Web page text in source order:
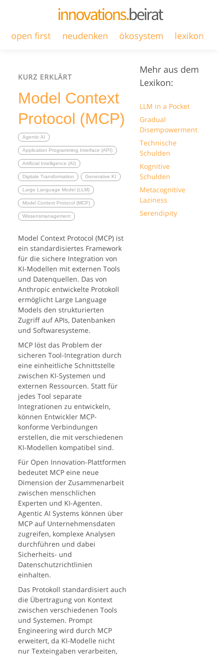
open first neudenken ökosystem lexikon
KURZ ERKLÄRT
Model Context
Protocol (MCP)
Agentic AI
Application Programming Interface (API)
Artificial Intelligence (AI)
Digitale Transformation Generative KI
Large Language Model (LLM)
Model Context Protocol (MCP)
Wissensmanagement
Model Context Protocol (MCP) ist
ein standardisiertes Framework
für die sichere Integration von
KI-Modellen mit externen Tools
und Datenquellen. Das von
Anthropic entwickelte Protokoll
ermöglicht Large Language
Models den strukturierten
Zugriff auf APIs, Datenbanken
und Softwaresysteme.
MCP löst das Problem der
sicheren Tool-Integration durch
eine einheitliche Schnittstelle
zwischen KI-Systemen und
externen Ressourcen. Statt für
jedes Tool separate
Integrationen zu entwickeln,
können Entwickler MCP-
konforme Verbindungen
erstellen, die mit verschiedenen
KI-Modellen kompatibel sind.
Für Open Innovation-Plattformen
bedeutet MCP eine neue
Dimension der Zusammenarbeit
zwischen menschlichen
Experten und KI-Agenten.
Agentic AI Systems können über
MCP auf Unternehmensdaten
zugreifen, komplexe Analysen
durchführen und dabei
Sicherheits- und
Datenschutzrichtlinien
einhalten.
Das Protokoll standardisiert auch
die Übertragung von Kontext
zwischen verschiedenen Tools
und Systemen. Prompt
Engineering wird durch MCP
erweitert, da KI-Modelle nicht
nur Texteingaben verarbeiten,
Mehr aus dem
Lexikon:
LLM in a Pocket
Gradual
Disempowerment
Technische
Schulden
Kognitive
Schulden
Metacognitive
Laziness
Serendipity